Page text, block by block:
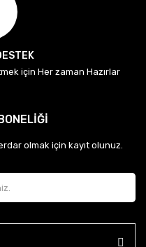
için Her zaman Hazırlar
olmak için kayıt olunuz.